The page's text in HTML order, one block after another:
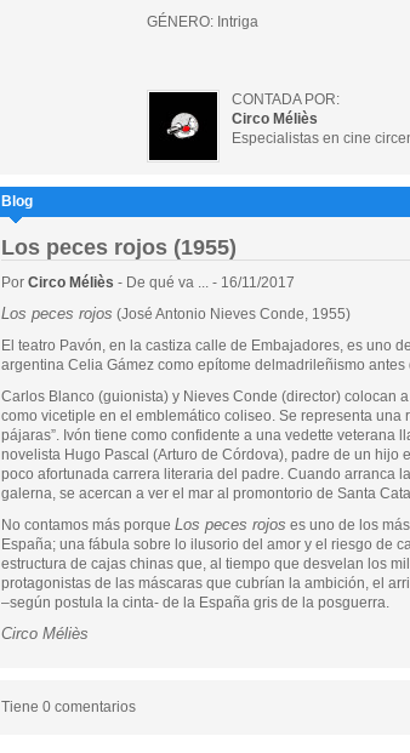
GÉNERO: Intriga
CONTADA POR:
Circo Méliès
Especialistas en cine
Blog
Los peces rojos (1955)
Por Circo Méliès - De qué va ... - 16/11/2017
Los peces rojos (José Antonio Nieves Conde, 1955)
El teatro Pavón, en la castiza calle de Embajadores, es uno
argentina Celia Gámez como epítome delmadrileñismo antes
Carlos Blanco (guionista) y Nieves Conde (director) colocan
como vicetiple en el emblemático coliseo. Se representa una
pájaras”. Ivón tiene como confidente a una vedette veterana
novelista Hugo Pascal (Arturo de Córdova), padre de un hijo
poco afortunada carrera literaria del padre. Cuando arranca
galerna, se acercan a ver el mar al promontorio de Santa
No contamos más porque Los peces rojos es uno de los
España; una fábula sobre lo ilusorio del amor y el riesgo de
estructura de cajas chinas que, al tiempo que desvelan los
protagonistas de las máscaras que cubrían la ambición, el
–según postula la cinta- de la España gris de la posguerra.
Circo Méliès
Tiene 0 comentarios